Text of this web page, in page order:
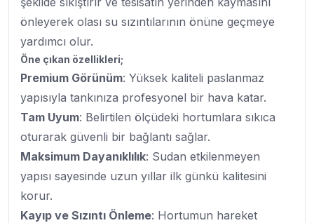
önleyerek olası su sızıntılarının önüne geçmeye
yardımcı olur.
Öne çıkan özellikleri;
Premium Görünüm: Yüksek kaliteli paslanmaz
yapısıyla tankınıza profesyonel bir hava katar.
Tam Uyum: Belirtilen ölçüdeki hortumlara sıkıca
oturarak güvenli bir bağlantı sağlar.
Maksimum Dayanıklılık: Sudan etkilenmeyen
yapısı sayesinde uzun yıllar ilk günkü kalitesini
korur.
Kayıp ve Sızıntı Önleme: Hortumun hareket